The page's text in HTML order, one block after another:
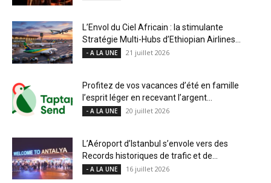
L’Envol du Ciel Africain : la stimulante
Stratégie Multi-Hubs d’Ethiopian Airlines...
- A LA UNE 21 juillet 2026
Profitez de vos vacances d’été en famille
l’esprit léger en recevant l’argent...
- A LA UNE 20 juillet 2026
L’Aéroport d’Istanbul s’envole vers des
Records historiques de trafic et de...
- A LA UNE 16 juillet 2026